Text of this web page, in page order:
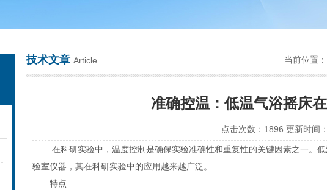
技术文章 Article 当前位置：
准确控温：低温气浴摇床
点击次数：1896 更新时间
在科研实验中，温度控制是确保实验准确性和重复性的关键因素之一。低
验室仪器，其在科研实验中的应用越来越广泛。
特点